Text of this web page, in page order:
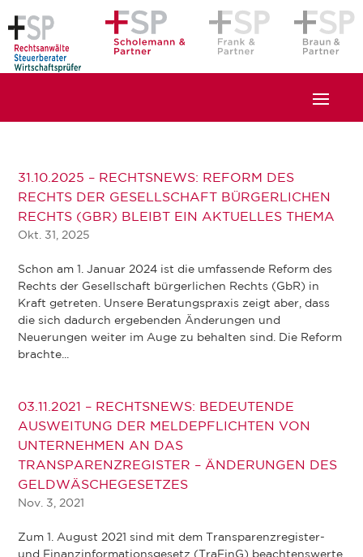
31.10.2025 – RECHTSNEWS: REFORM DES
RECHTS DER GESELLSCHAFT BÜRGERLICHEN
RECHTS (GBR) BLEIBT EIN AKTUELLES THEMA
Okt. 31, 2025
Schon am 1. Januar 2024 ist die umfassende Reform des
Rechts der Gesellschaft bürgerlichen Rechts (GbR) in
Kraft getreten. Unsere Beratungspraxis zeigt aber, dass
die sich dadurch ergebenden Änderungen und
Neuerungen weiter im Auge zu behalten sind. Die Reform
brachte...
03.11.2021 – RECHTSNEWS: BEDEUTENDE
AUSWEITUNG DER MELDEPFLICHTEN VON
UNTERNEHMEN AN DAS
TRANSPARENZREGISTER – ÄNDERUNGEN DES
GELDWÄSCHEGESETZES
Nov. 3, 2021
Zum 1. August 2021 sind mit dem Transparenzregister-
und Finanzinformationsgesetz (TraFinG) beachtenswerte